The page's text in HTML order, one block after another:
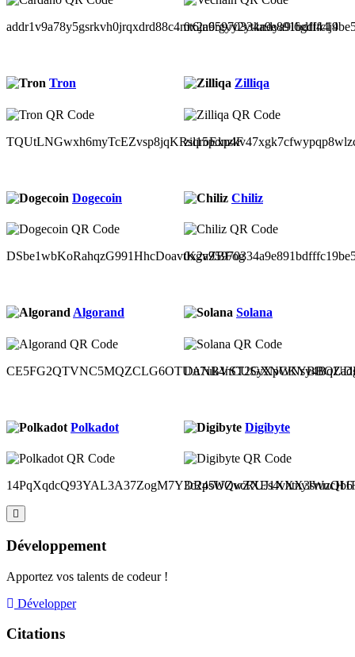
addr1v9a78y5gsrkvh0jrqxdrd88c4mt6jn6rgyy2ytkndya9l6gdl44j4
Tron
TQUtLNGwxh6myTcEZvsp8jqKRsqroExp4F
Zilliqa
Dogecoin
DSbe1wbKoRahqzG991HhcDoavtKgvZBFog
Chiliz
Algorand Solana
Polkadot
14PqXqdcQ93YAL3A37ZogM7Y3c2p5UQvcRUJ1XXX3sruzQb6
Digibyte
Développement
Apportez vos talents de codeur !
Développer
Citations